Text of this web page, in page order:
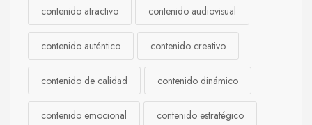
contenido atractivo contenido audiovisual
contenido auténtico contenido creativo
contenido de calidad contenido dinámico
contenido emocional contenido estratégico